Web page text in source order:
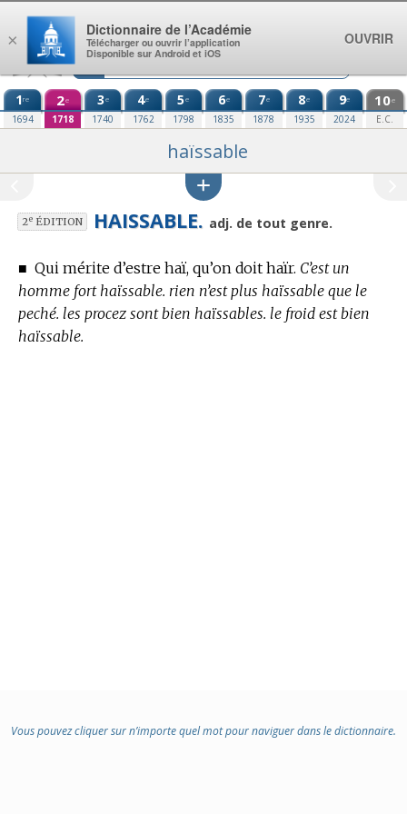
Aller au contenu
1re
1694
2e
1718
3e
1740
4e
1762
5e
1798
6e
1835
7e
1878
8e
1935
9e
2024
10e
E.C.
haïssable
2eÉDITION HAISSABLE. adj. de tout genre.
■ Qui mérite d’estre haï, qu’on doit haïr. C’est un
homme fort haïssable. rien n’est plus haïssable que le
peché. les procez sont bien haïssables. le froid est bien
haïssable.
Vous pouvez cliquer sur n’importe quel mot pour naviguer dans le dictionnaire.
×
Dictionnaire de l’Académie
Télécharger ou ouvrir l’application
Disponible sur Android et iOS
OUVRIR